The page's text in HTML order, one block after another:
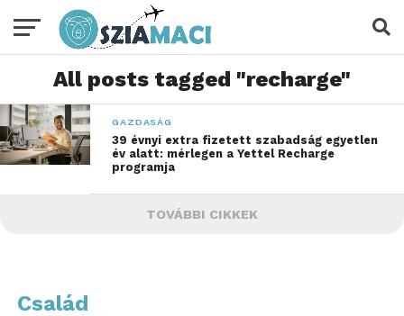
All posts tagged "recharge"
GAZDASÁG
39 évnyi extra fizetett szabadság egyetlen
év alatt: mérlegen a Yettel Recharge
programja
TOVÁBBI CIKKEK
Család